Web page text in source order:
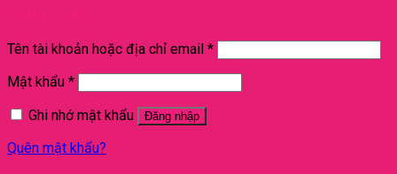
Tên tài khoản hoặc địa chỉ email *
Mật khẩu *
Ghi nhớ mật khẩu
Đăng nhập
Quên mật khẩu?